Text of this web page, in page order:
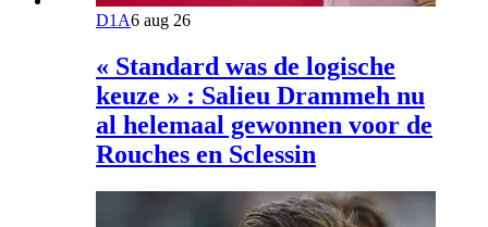
D1A6 aug 26
« Standard was de logische
keuze » : Salieu Drammeh nu
al helemaal gewonnen voor de
Rouches en Sclessin